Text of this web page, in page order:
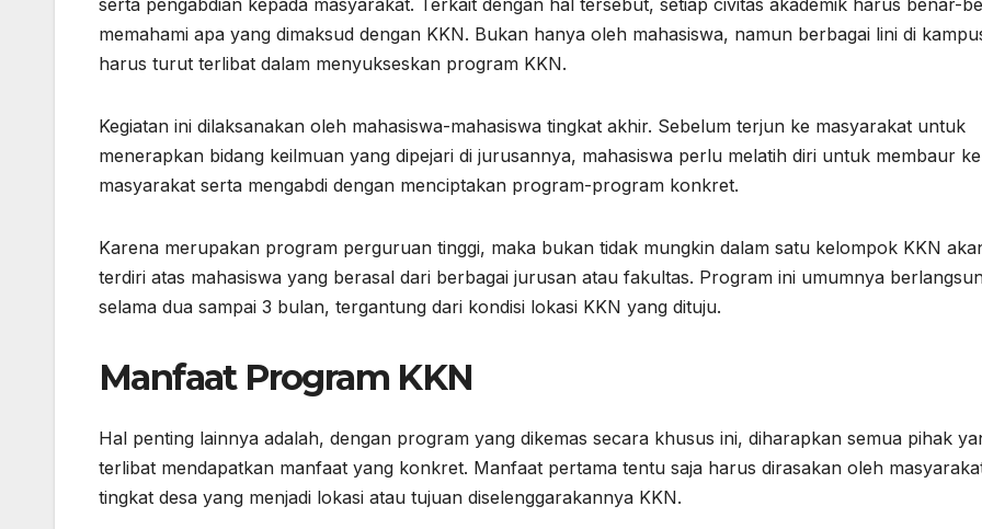
memahami apa yang dimaksud dengan KKN. Bukan hanya oleh mahasiswa, namun berbagai lini di
harus turut terlibat dalam menyukseskan program KKN.
Kegiatan ini dilaksanakan oleh mahasiswa-mahasiswa tingkat akhir. Sebelum terjun ke masyarakat untuk
menerapkan bidang keilmuan yang dipejari di jurusannya, mahasiswa perlu melatih diri untuk membaur ke
masyarakat serta mengabdi dengan menciptakan program-program konkret.
Karena merupakan program perguruan tinggi, maka bukan tidak mungkin dalam satu kelompok KKN
terdiri atas mahasiswa yang berasal dari berbagai jurusan atau fakultas. Program ini umumnya
selama dua sampai 3 bulan, tergantung dari kondisi lokasi KKN yang dituju.
Manfaat Program KKN
Hal penting lainnya adalah, dengan program yang dikemas secara khusus ini, diharapkan semua pihak
terlibat mendapatkan manfaat yang konkret. Manfaat pertama tentu saja harus dirasakan oleh
tingkat desa yang menjadi lokasi atau tujuan diselenggarakannya KKN.